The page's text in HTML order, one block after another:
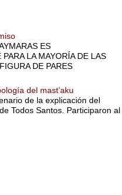
ES
LA MAYORÍA DE LAS
DE PARES
del mast’aku
de la explicación del
Todos Santos. Participaron al